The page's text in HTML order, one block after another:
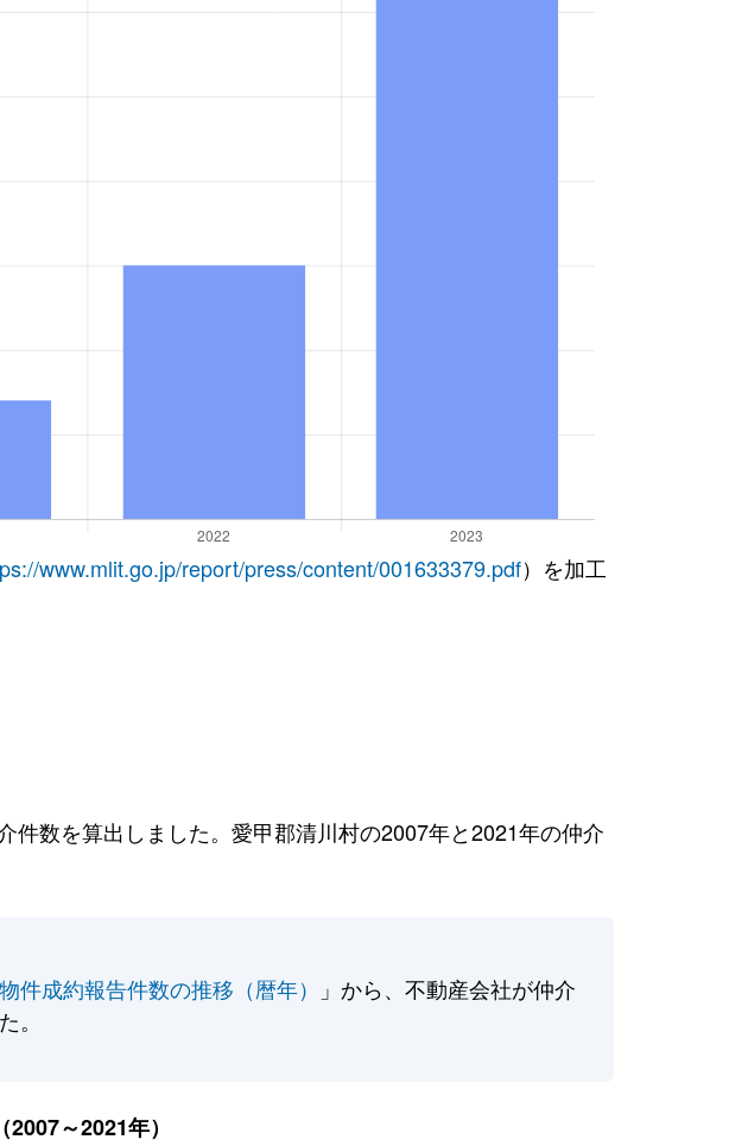
www.mlit.go.jp/report/press/content/001633379.pdf）を加工
数を算出しました。愛甲郡清川村の2007年と2021年の仲介
件成約報告件数の推移（暦年）
」から、不動産会社が仲介
。
～2021年）